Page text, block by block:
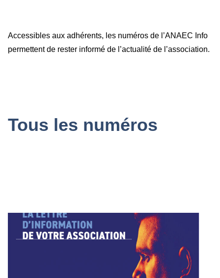
Accessibles aux adhérents, les numéros de l’ANAEC Info
permettent de rester informé de l’actualité de l’association.
Tous les numéros